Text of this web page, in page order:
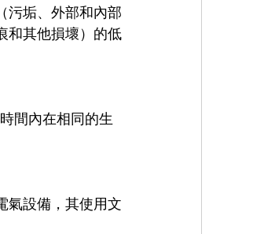
污垢、外部和內部
和其他損壞）的低
間內在相同的生
氣設備，其使用文